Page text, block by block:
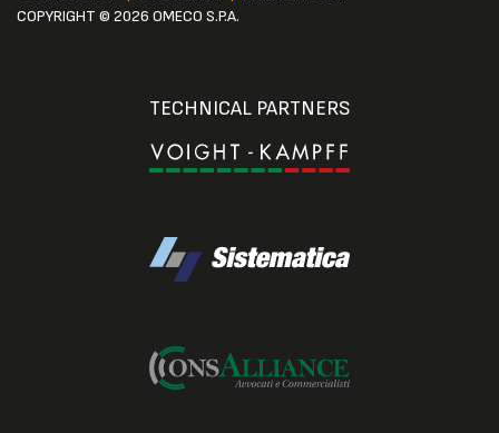
COPYRIGHT © 2026 OMECO S.P.A.
TECHNICAL PARTNERS